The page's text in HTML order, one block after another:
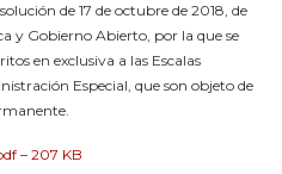
de 17 de octubre de 2018, de
y Gobierno Abierto, por la que se
en exclusiva a las Escalas
Especial, que son objeto de
– 207 KB